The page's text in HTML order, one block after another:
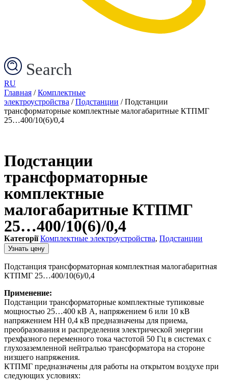
Search
RU
Главная /Комплектные
электроустройства /Подстанции / Подстанции
трансформаторные комплектные малогабаритные КТПМГ
25…400/10(6)/0,4
Подстанции
трансформаторные
комплектные
малогабаритные КТПМГ
25…400/10(6)/0,4
Категорії Комплектные электроустройства, Подстанции
Узнать цену
Подстанция трансформаторная комплектная малогабаритная
КТПМГ 25…400/10(6)/0,4
Применение:
Подстанции трансформаторные комплектные тупиковые
мощностью 25…400 кВ А, напряжением 6 или 10 кВ
напряжением НН 0,4 кВ предназначены для приема,
преобразования и распределения электрической энергии
трехфазного переменного тока частотой 50 Гц в системах с
глухозаземленной нейтралью трансформатора на стороне
низшего напряжения.
КТПМГ предназначены для работы на открытом воздухе при
следующих условиях: